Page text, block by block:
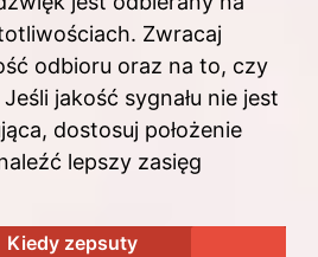
Zwracaj
odbioru oraz na to, czy
jakość sygnału nie jest
dostosuj położenie
lepszy zasięg
Kiedy zepsuty